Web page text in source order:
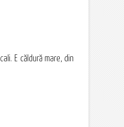
E căldură mare, din